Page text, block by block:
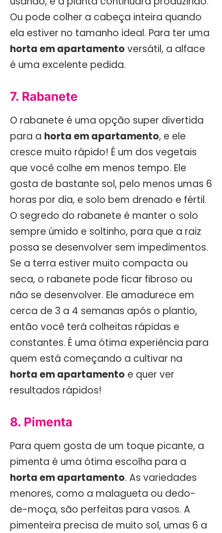
Ou pode colher a cabeça inteira quando
ela estiver no tamanho ideal. Para ter uma
horta em apartamento versátil, a alface
é uma excelente pedida.
7. Rabanete
O rabanete é uma opção super divertida
para a horta em apartamento, e ele
cresce muito rápido! É um dos vegetais
que você colhe em menos tempo. Ele
gosta de bastante sol, pelo menos umas 6
horas por dia, e solo bem drenado e fértil.
O segredo do rabanete é manter o solo
sempre úmido e soltinho, para que a raiz
possa se desenvolver sem impedimentos.
Se a terra estiver muito compacta ou
seca, o rabanete pode ficar fibroso ou
não se desenvolver. Ele amadurece em
cerca de 3 a 4 semanas após o plantio,
então você terá colheitas rápidas e
constantes. É uma ótima experiência para
quem está começando a cultivar na
horta em apartamento e quer ver
resultados rápidos!
8. Pimenta
Para quem gosta de um toque picante, a
pimenta é uma ótima escolha para a
horta em apartamento. As variedades
menores, como a malagueta ou dedo-
de-moça, são perfeitas para vasos. A
pimenteira precisa de muito sol, umas 6 a